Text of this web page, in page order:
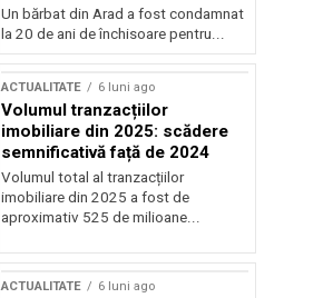
Un bărbat din Arad a fost condamnat
la 20 de ani de închisoare pentru...
ACTUALITATE 6 luni ago
Volumul tranzacțiilor
imobiliare din 2025: scădere
semnificativă față de 2024
Volumul total al tranzacțiilor
imobiliare din 2025 a fost de
aproximativ 525 de milioane...
ACTUALITATE 6 luni ago